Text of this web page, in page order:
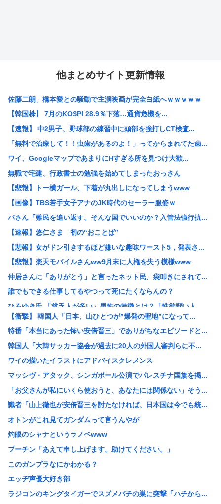
他まとめサイト更新情報
佐藤二朗、橋本愛との騒動で主演映画が完全白紙へｗｗｗｗｗ
【韓国株】 7月のKOSPI 28.9％下落…通貨危機を...
【速報】 中2男子、野球部の練習中に頭部を強打しCT検査...
「無料で治療して！！虫歯があるのよ！」ってからまれてた歯...
ワイ、GoogleマップであまりにΗすぎる所を見つけ大歓...
無職で宅建、行政書士の勉強を始めてしまったおっさん
【悲報】トー横ガール、下着が丸出しになってしまうwww
【画像】TBS若手女子アナのJK時代のセーラー服姿ｗ
パさん「難民を追い返す。そんな国でいいのか？入管法強行抗...
【速報】悠仁さま 初の“おことば”
【悲報】女がドン引きするほど嫌いな趣味ワースト5，発表さ...
【悲報】楽天モバイルさんww9月末に人権を失う模様www
仲居さんに「ありがとう」と言ったネット民、袋叩きにされて...
誰でもできる仕事してるやつって死にたくならんの？
ひろゆき氏 「貧乏人が多い」男性の特徴とは？「性欲弱い人...
【悲報】17歳で無期懲役になった奴のご尊顔、ガチで怖い
【セール】牛丼！松屋の牛めし、豚めし、カレー、うなぎ、と...
【画像】快活CLUB、快活カレーを注文したのに快活カレー...
み い ちゃん枠審判員、大誤審の試合後涙ぐみながら謝罪
39独身女性ってもう人生詰んでんか？
【衝撃映像】インドの暴走族、レベチwww怖すぎる…
これどういうこと？池袋暴走事故の捜査陣営、飯塚幸三受刑者...
【悲報】 中国、橋の欄干が強風一発で粉々に 鉄筋ゼロ 当...
【画像】Hすぎるヒッチハイカー、見つかる
【くら寿司】アイドル「閉店間際、ネタの量バグ」←こんなこ...
【画像】SOD女子社員の休日デート、撮られるｗｗｗ
中国「大洪水！」三峡ダム「9門開放！（全力放流」中国都市...
高市総理「物価上昇を上回る賃上げを日本に定着させる」 →...
【衝撃】 韓国人「日本、山ひとつが”爆発の聖地”になって...
特番「本当にあった怖い安倍晋三」でありがちなエピソードと...
韓国人「大韓サッカー協会が過去に20人の外国人審判らに不...
ワイの描いたイラストにアドバイスクレメンス
マッシヴ・アタック、シンガポール公演でパレスチナ国旗を掲...
「お父さんが私にいくら使おうと、あなたには関係ない」そう...
識者「山上徹也が安倍晋三を討たなければ、日本国は今でも統...
オトンがこれ見てガンダムって言うんやが
灼眼のシャナというラノベwww
プーチン「あえて申し上げます。助けてください。」
このガンプラなにかわかる？
エッヂ声優大好き部
ラジコンのキングタイガーでスズメバチの巣に突撃「ハチから...